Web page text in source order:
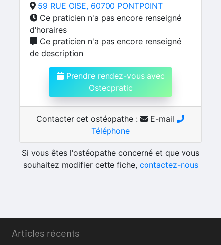
59 RUE OISE, 60700 PONTPOINT
Ce praticien n'a pas encore renseigné
d'horaires
Ce praticien n'a pas encore renseigné
de description
Prendre rendez-vous avec
Osteopratic
Contacter cet ostéopathe :
E-mail
Téléphone
Si vous êtes l'ostéopathe concerné et que vous
souhaitez modifier cette fiche, contactez-nous
Articles récents